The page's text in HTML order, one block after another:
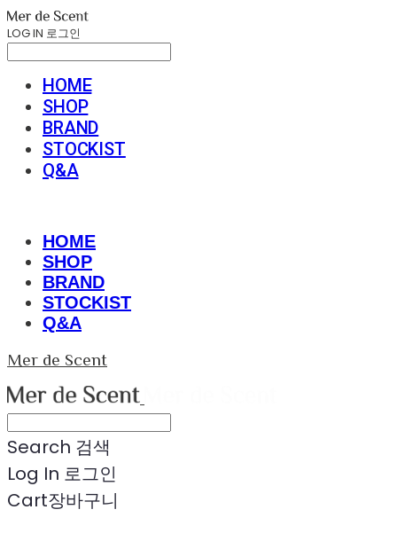
LOG IN 로그인
HOME
SHOP
BRAND
STOCKIST
Q&A
HOME
SHOP
BRAND
STOCKIST
Q&A
Mer de Scent
Search 검색
Log In 로그인
Cart장바구니